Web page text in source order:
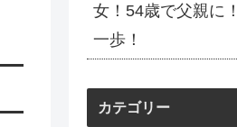
女！54歳で父親に
一歩！
カテゴリー